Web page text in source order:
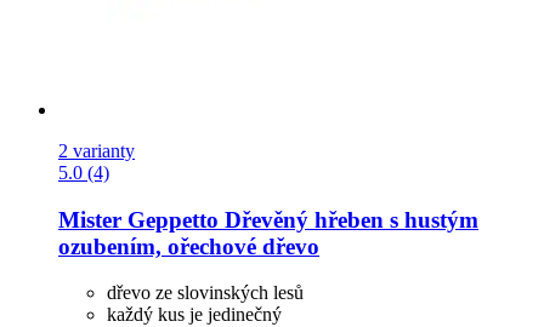
2 varianty
5.0 (4)
Mister Geppetto Dřevěný hřeben s hustým
ozubením, ořechové dřevo
dřevo ze slovinských lesů
každý kus je jedinečný